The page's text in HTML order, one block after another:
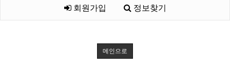
회원가입 정보찾기
메인으로